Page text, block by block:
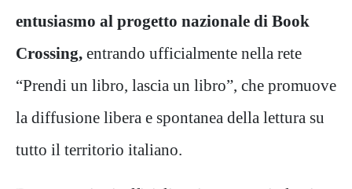
entusiasmo al progetto nazionale di Book
Crossing, entrando ufficialmente nella rete
“Prendi un libro, lascia un libro”, che promuove
la diffusione libera e spontanea della lettura su
tutto il territorio italiano.